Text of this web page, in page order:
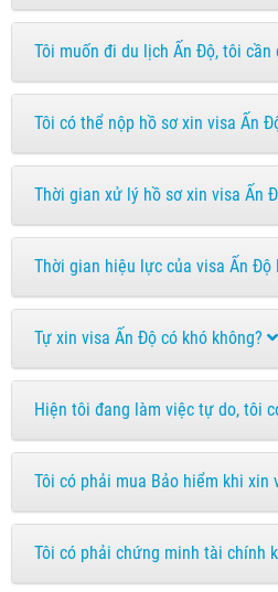
Tôi muốn đi du lịch Ấn Độ, tôi
Tôi có thể nộp hồ sơ xin visa Ấn
Thời gian xử lý hồ sơ xin visa Ấn
Thời gian hiệu lực của visa Ấn Độ
Tự xin visa Ấn Độ có khó không?
Hiện tôi đang làm việc tự do, tôi
Tôi có phải mua Bảo hiểm khi xin
Tôi có phải chứng minh tài chính